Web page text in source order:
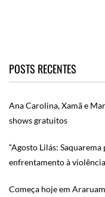
POSTS RECENTES
Ana Carolina, Xamã e
shows gratuitos
“Agosto Lilás:
enfrentamento à
Começa hoje em